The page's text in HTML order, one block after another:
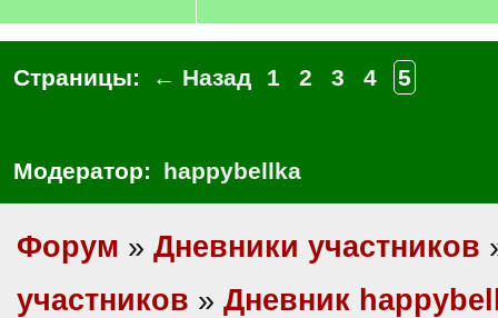
Страницы: ← Назад 1 2 3 4 5
Модератор: happybellka
Форум » Дневники участников
участников » Дневник